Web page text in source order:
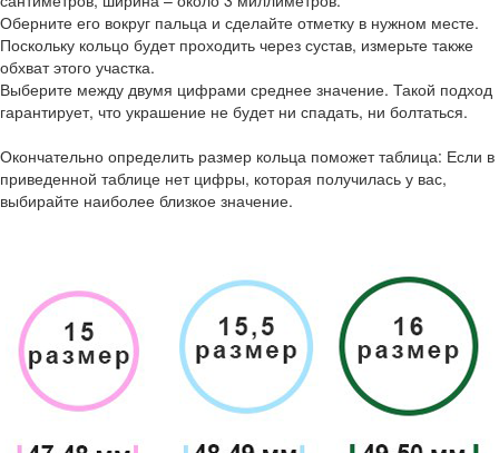
Оберните его вокруг пальца и сделайте отметку в нужном месте.
Поскольку кольцо будет проходить через сустав, измерьте также
обхват этого участка.
Выберите между двумя цифрами среднее значение. Такой подход
гарантирует, что украшение не будет ни спадать, ни болтаться.
Окончательно определить размер кольца поможет таблица: Если в
приведенной таблице нет цифры, которая получилась у вас,
выбирайте наиболее близкое значение.